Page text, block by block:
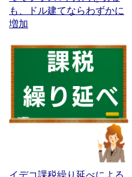
も、ドル建てならわずかに
増加